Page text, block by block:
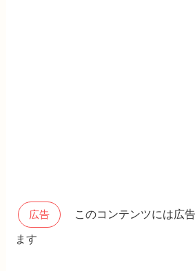
広告 このコンテンツには広
ます